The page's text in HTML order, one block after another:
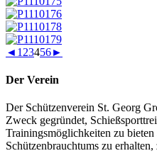
◄ 1 23456►
Der Verein
Der Schützenverein St. Georg
Zweck gegründet,
Trainingsmöglichkeiten zu
Schützenbrauchtums zu